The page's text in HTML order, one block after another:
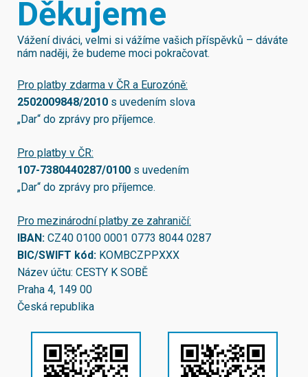
Děkujeme
Vážení diváci, velmi si vážíme vašich příspěvků – dáváte
nám naději, že budeme moci pokračovat.
Pro platby zdarma v ČR a Eurozóně:
2502009848/2010 s uvedením slova
„Dar“ do zprávy pro příjemce.
Pro platby v ČR:
107-7380440287/0100 s uvedením
„Dar“ do zprávy pro příjemce.
Pro mezinárodní platby ze zahraničí:
IBAN: CZ40 0100 0001 0773 8044 0287
BIC/SWIFT kód: KOMBCZPPXXX
Název účtu: CESTY K SOBĚ
Praha 4, 149 00
Česká republika